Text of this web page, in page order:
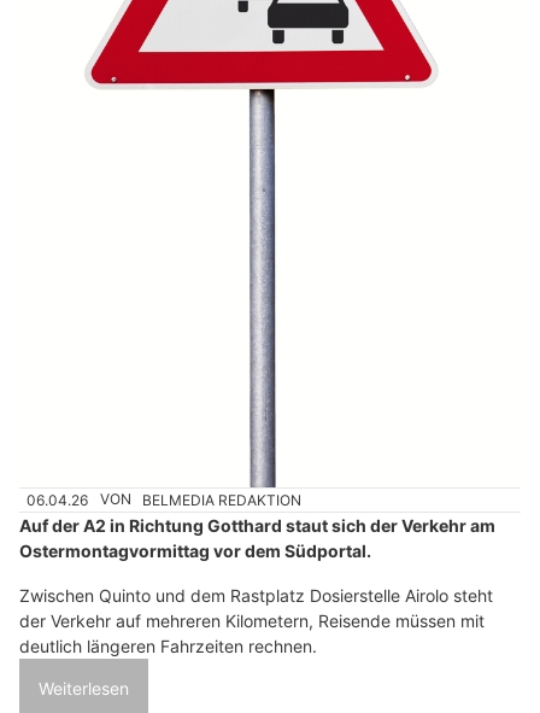
06.04.26 VON BELMEDIA REDAKTION
Auf der A2 in Richtung Gotthard staut sich der Verkehr am
Ostermontagvormittag vor dem Südportal.
Zwischen Quinto und dem Rastplatz Dosierstelle Airolo steht
der Verkehr auf mehreren Kilometern, Reisende müssen mit
deutlich längeren Fahrzeiten rechnen.
Weiterlesen